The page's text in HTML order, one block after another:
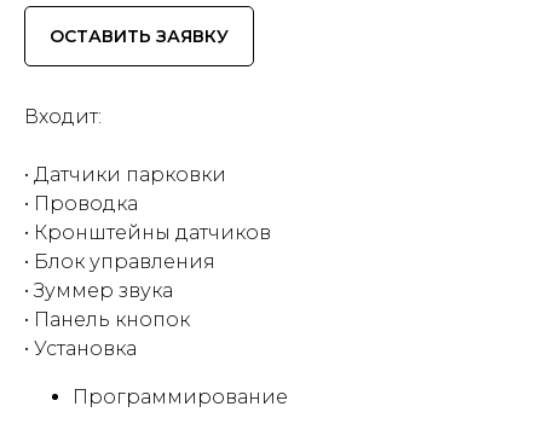
ОСТАВИТЬ ЗАЯВКУ
Входит:
• Датчики парковки
• Проводка
• Кронштейны датчиков
• Блок управления
• Зуммер звука
• Панель кнопок
• Установка
Программирование